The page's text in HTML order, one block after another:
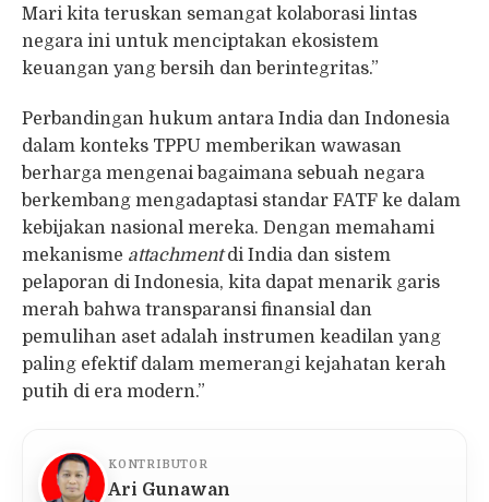
Mari kita teruskan semangat kolaborasi lintas
negara ini untuk menciptakan ekosistem
keuangan yang bersih dan berintegritas.”
Perbandingan hukum antara India dan Indonesia
dalam konteks TPPU memberikan wawasan
berharga mengenai bagaimana sebuah negara
berkembang mengadaptasi standar FATF ke dalam
kebijakan nasional mereka. Dengan memahami
mekanisme attachmentdi India dan sistem
pelaporan di Indonesia, kita dapat menarik garis
merah bahwa transparansi finansial dan
pemulihan aset adalah instrumen keadilan yang
paling efektif dalam memerangi kejahatan kerah
putih di era modern.”
KONTRIBUTOR
Ari Gunawan